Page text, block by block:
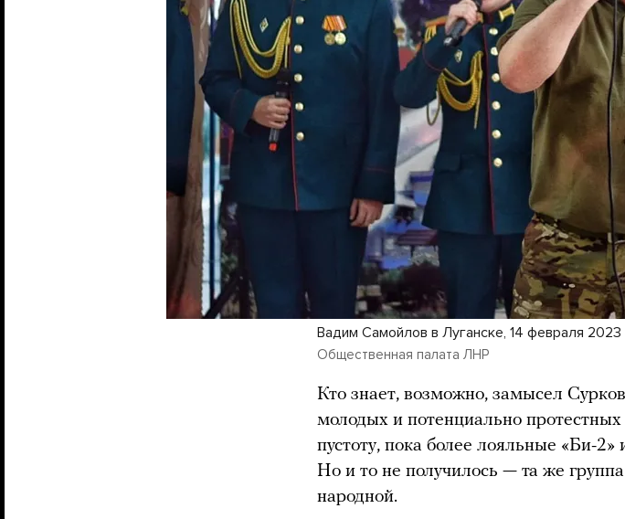
Вадим Самойлов в Луганске, 14 февраля 2023
Общественная палата ЛНР
Кто знает, возможно, замысел
молодых и потенциально
пустоту, пока более лояльные «Би-
Но и то не получилось — та же
народной.